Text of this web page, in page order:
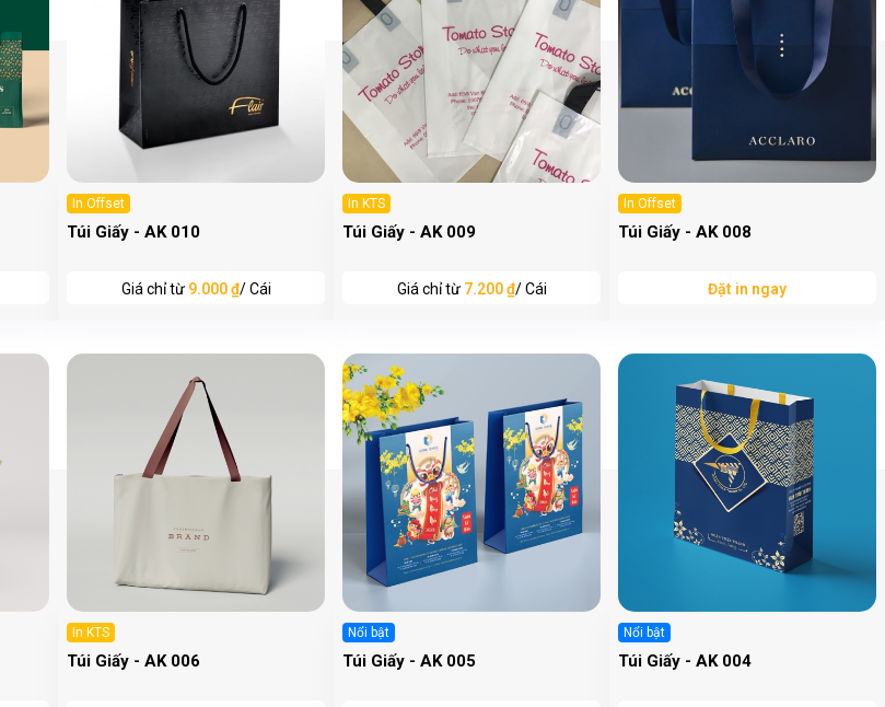
In Offset
Túi Giấy - AK 010
Giá chỉ từ 9.000 ₫/ Cái
In KTS
Túi Giấy - AK 009
Giá chỉ từ 7.200 ₫/ Cái
In Offset
Túi Giấy - AK 008
Đặt in ngay
In KTS
Túi Giấy - AK 006
Nổi bật
Túi Giấy - AK 005
Nổi bật
Túi Giấy - AK 004